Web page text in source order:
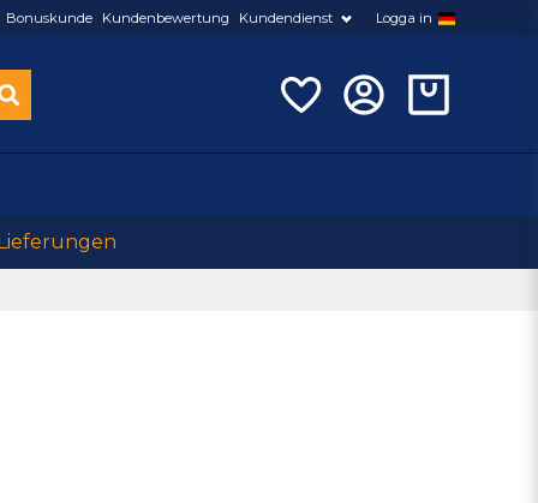
Bonuskunde Kundenbewertung Kundendienst Logga in